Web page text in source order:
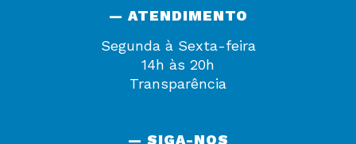
— ATENDIMENTO
Segunda à Sexta-feira
14h às 20h
Transparência
— SIGA-NOS